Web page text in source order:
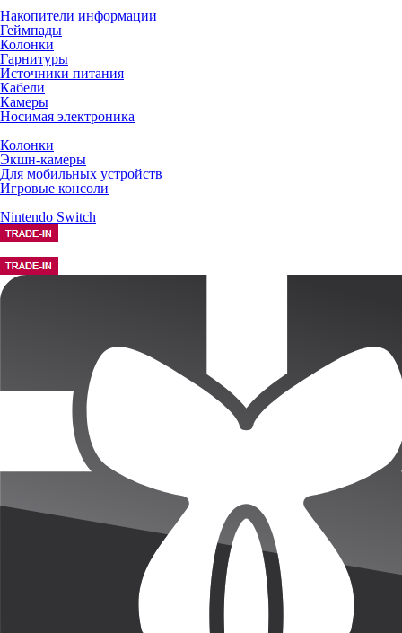
Накопители информации
Геймпады
Колонки
Гарнитуры
Источники питания
Кабели
Камеры
Носимая электроника
Колонки
Экшн-камеры
Для мобильных устройств
Игровые консоли
Nintendo Switch